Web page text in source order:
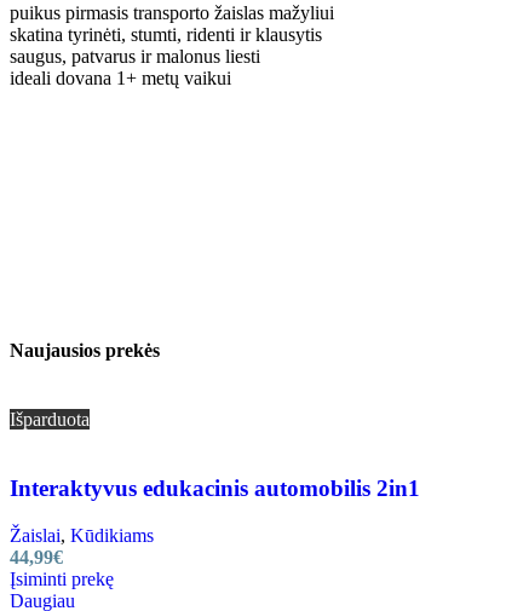
puikus pirmasis transporto žaislas mažyliui
skatina tyrinėti, stumti, ridenti ir klausytis
saugus, patvarus ir malonus liesti
ideali dovana 1+ metų vaikui
Naujausios prekės
Išparduota
Interaktyvus edukacinis automobilis 2in1
Žaislai, Kūdikiams
44,99€
Įsiminti prekę
Daugiau